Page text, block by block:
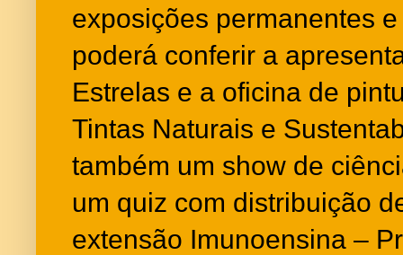
exposições permanentes
poderá conferir a
Estrelas e a oficina de
Tintas Naturais e
também um show de
um quiz com distribuição
extensão Imunoensina –